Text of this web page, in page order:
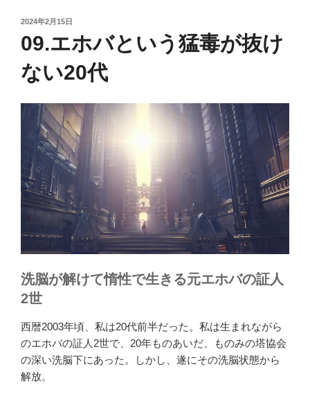
投
日:
2024年2月15日
09.エホバという猛毒が抜け
ない20代
洗脳が解けて惰性で生きる元エホバの証人
2世
西暦2003年頃、私は20代前半だった。私は生まれながら
のエホバの証人2世で、20年ものあいだ、ものみの塔協会
の深い洗脳下にあった。しかし、遂にその洗脳状態から
解放。